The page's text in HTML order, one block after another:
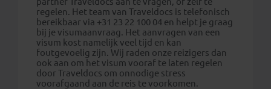
regelen. Het team van Traveldocs is telefonisch
bereikbaar via +31 23 22 100 04 en helpt je graag
bij je visumaanvraag. Het aanvragen van een
visum kost namelijk veel tijd en kan
foutgevoelig zijn. Wij raden onze reizigers dan
ook aan om het visum vooraf te laten regelen
door Traveldocs om onnodige stress
voorafgaand aan de reis te voorkomen.